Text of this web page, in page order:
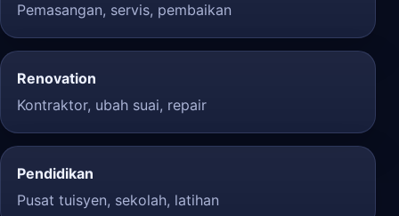
Pemasangan, servis, pembaikan
Renovation
Kontraktor, ubah suai, repair
Pendidikan
Pusat tuisyen, sekolah, latihan